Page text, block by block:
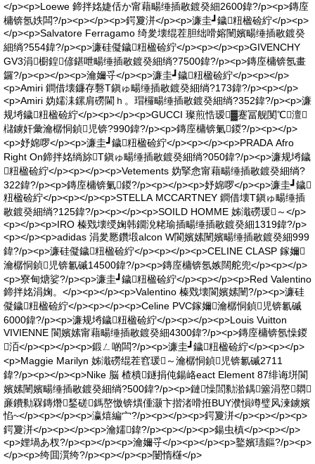
</p><p>Loewe 鍗拌姳婕佸か甯藉畼缍插敭鍍癸細2600鍏?/p><p>鏄庢
槦锛氬妷闆?/p><p></p><p>鍔夐洴</p><p>濂圭┛鐬粈楹硷紵</p><p>
</p><p>Salvatore Ferragamo 绮夎壊绲茬胆绌嗗嫆闉嬪畼缍插敭鍍癸
細绱?554鍏?/p><p>濂硅儗鐬粈楹硷紵</p><p></p><p>GIVENCHY
GV3涓櫉鍠偐鍖呭畼缍插敭鍍癸細绱?7500鍏?/p><p>鏄庢槦锛氬畫
鑼?/p><p></p><p>瀹嬭寽</p><p>濂圭┛鐬粈楹硷紵</p><p></p>
<p>Amiri 鐧借壊鐮存礊T鎭ゅ畼缍插敭鍍癸細绱?173鍏?/p><p></p>
<p>Amiri 妫嬬洡鏍肩磱閫ｈ。瑁欏畼缍插敭鍍癸細绱?352鍏?/p><p>濂
规埓鐬粈楹硷紵</p><p></p><p>GUCCI 璨煎悎瑷▓蹇冨舰閺℃澶
櫧鐪奸彙瀹樼恫鍞児锛?990鍏?/p><p>鏄庢槦锛氭鍐?/p><p></p>
<p>妤婂啰</p><p>濂圭┛鐬粈楹硷紵</p><p></p><p>PRADA Afro
Right On鍗拌姳绱旀T鎭ゅ畼缍插敭鍍癸細绱?050鍏?/p><p>濂规埓鐬
粈楹硷紵</p><p></p><p>Vetements 妫掔悆甯藉畼缍插敭鍍癸細绱?
322鍏?/p><p>鏄庢槦锛氭鍐?/p><p></p><p>妤婂啰</p><p>濂圭┛鐬
粈楹硷紵</p><p></p><p>STELLA MCCARTNEY 鐧借壊T鎭ゅ畼缍插
敭鍍癸細绱?125鍏?/p><p></p><p>SOILD HOMME 姊濈磱瑗～</p>
<p></p><p>IRO 榛戣壊绶婅韩鐗涗粩瑜插畼缍插敭鍍癸細1319鍏?/p>
<p></p><p>adidas 涓夎憠鑽塅alcon W閬嬪嫊闉嬪畼缍插敭鍍癸細999
鍏?/p><p>濂硅儗鐬粈楹硷紵</p><p></p><p>CELINE CLASP 鎵嬭
瀹樼恫鍞児锛氱磩14500鍏?/p><p>鏄庢槦锛氬嫉闊舵兜</p><p></p>
<p>寮甸煻娑?/p><p>濂圭┛鐬粈楹硷紵</p><p></p><p>Red Valentino
鍗拌姳涓婅。</p><p></p><p>Valentino 榛戣壊閬嬪嫊闉?/p><p>濂硅
儗鐬粈楹硷紵</p><p></p><p>Celine PVC鎵嬭瀹樼恫鍞児锛氱磩
6000鍏?/p><p>濂规埓鐬粈楹硷紵</p><p></p><p>Louis Vuitton
VIVIENNE 閬嬪嫊甯藉畼缍插敭鍍癸細4300鍏?/p><p>鏄庢槦锛氬懆鍐
洦</p><p></p><p>鍛ㄥ啲闆?/p><p>濂圭┛鐬粈楹硷紵</p><p></p>
<p>Maggie Marilyn 姊濈磱绲茬窞瑗～瀹樼恫鍞児锛氱磩2711
鍏?/p><p></p><p>Nike 脳 楂樻鐩捐伅鍚峈eact Element 87绯诲垪閬
嬪嫊闉嬪畼缍插敭鍍癸細绱?500鍏?/p><p>鏈懆閭勬湁鍝簺涓嶅閷
亷鐨勬槑鏄熸鍫磋鎷嶅憿锛熼偅灏卞揩渚嗗拰BUY濮愪竴璧风湅鐪嬪
惂~</p><p></p><p>瀛熺編宀?/p><p></p><p>鍔夐洴</p><p></p><p>
鍔夐洴</p><p></p><p>瀹嬬鍏?/p><p></p><p>鍚虫槙</p><p></p>
<p>娌堝あ杈?/p><p></p><p>瀹嬭寽</p><p></p><p>鐜嬪瓙鏂?/p><p>
</p><p>绔囬潠绔?/p><p></p><p>闄惰櫣</p>